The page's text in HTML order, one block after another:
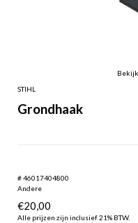
STIHL
Grondhaak
# 46017404800
Andere
€20,00
Alle prijzen zijn inclusief 21% BTW.